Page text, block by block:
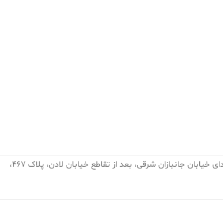
تهران، نارمک، میدان نبوت (هفت حوض)، ابتدای خیابان جانبازان شرقی، بعد از تقاطع خیابان لادن، پلاک ۴۶۷،